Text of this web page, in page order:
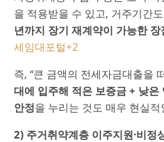
을 적용받을 수 있고, 거주기간
년까지 장기 재계약이 가능한 장
세임대포털+2
즉, “큰 금액의 전세자금대출을
대에 입주해 적은 보증금 + 낮
안정을 누리는 것도 매우 현실
2) 주거취약계층 이주지원·비정